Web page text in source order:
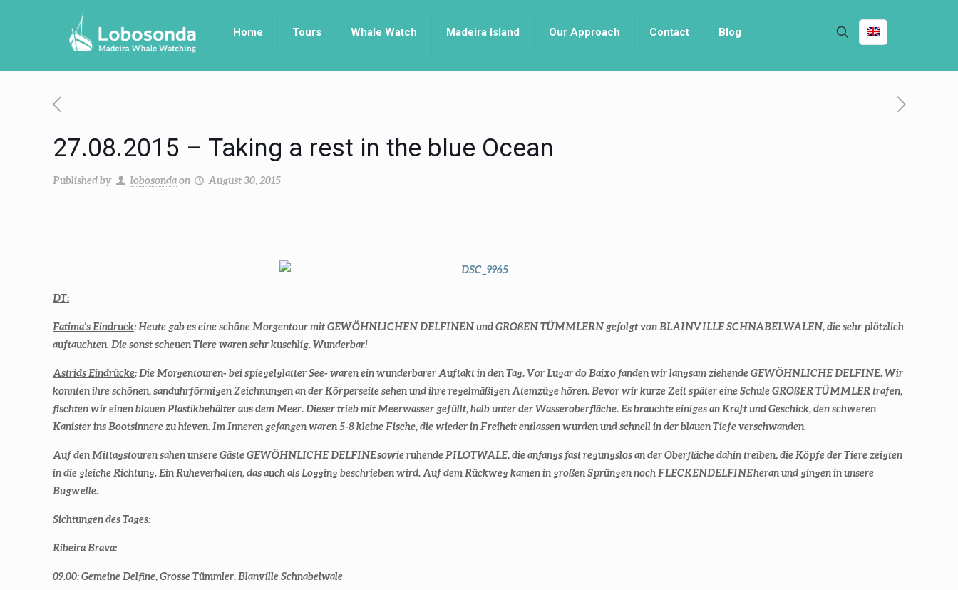
Home Tours Whale Watch Madeira Island Our Approach Contact Blog
27.08.2015 – Taking a rest in the blue Ocean
Published by lobosonda on August 30, 2015
DT:
Fatima’s Eindruck: Heute gab es eine schöne Morgentour mit GEWÖHNLICHEN DELFINEN und GROßEN TÜMMLERN gefolgt von BLAINVILLE SCHNABELWALEN, die sehr plötzlich
auftauchten. Die sonst scheuen Tiere waren sehr kuschlig. Wunderbar!
Astrids Eindrücke: Die Morgentouren- bei spiegelglatter See- waren ein wunderbarer Auftakt in den Tag. Vor Lugar do Baixo fanden wir langsam ziehende GEWÖHNLICHE DELFINE. Wir
konnten ihre schönen, sanduhrförmigen Zeichnungen an der Körperseite sehen und ihre regelmäßigen Atemzüge hören. Bevor wir kurze Zeit später eine Schule GROßER TÜMMLER trafen,
fischten wir einen blauen Plastikbehälter aus dem Meer. Dieser trieb mit Meerwasser gefüllt, halb unter der Wasseroberfläche. Es brauchte einiges an Kraft und Geschick, den schweren
Kanister ins Bootsinnere zu hieven. Im Inneren gefangen waren 5-8 kleine Fische, die wieder in Freiheit entlassen wurden und schnell in der blauen Tiefe verschwanden.
Auf den Mittagstouren sahen unsere Gäste GEWÖHNLICHE DELFINE sowie ruhende PILOTWALE, die anfangs fast regungslos an der Oberfläche dahin treiben, die Köpfe der Tiere zeigten
in die gleiche Richtung. Ein Ruheverhalten, das auch als Logging beschrieben wird. Auf dem Rückweg kamen in großen Sprüngen noch FLECKENDELFINE heran und gingen in unsere
Bugwelle.
Sichtungen des Tages:
Ribeira Brava:
09.00: Gemeine Delfine, Grosse Tümmler, Blanville Schnabelwale